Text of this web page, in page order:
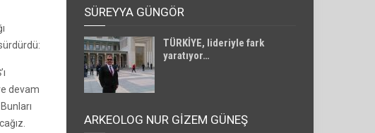
devam
SÜREYYA GÜNGÖR
TÜRKİYE, lideriyle fark
yaratıyor…
ARKEOLOG NUR GİZEM GÜNEŞ